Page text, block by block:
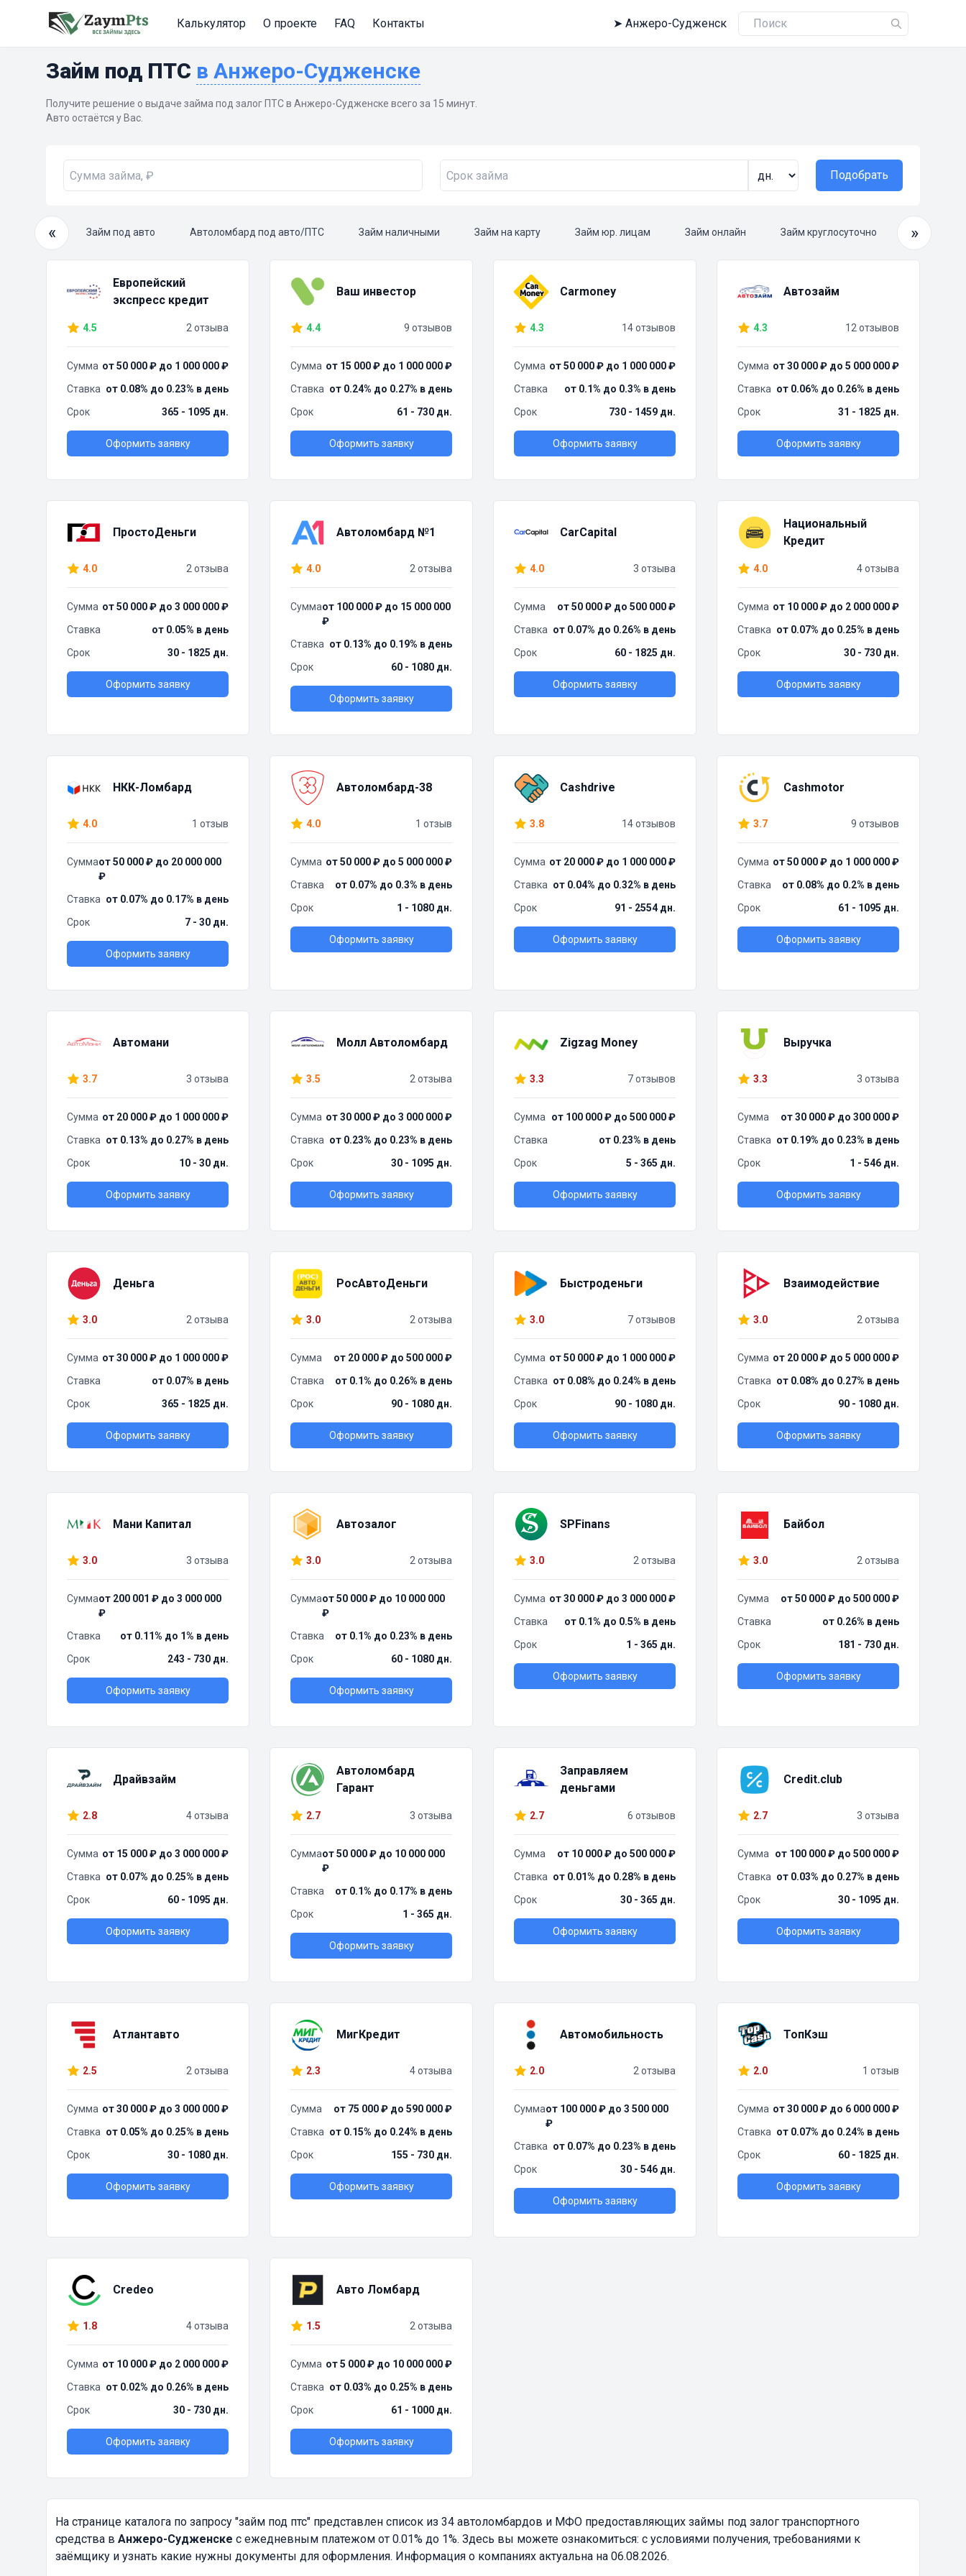
Калькулятор О проекте FAQ Контакты ➤ Анжеро-Судженск
Займ под ПТС в Анжеро-Судженске
Получите решение о выдаче займа под залог ПТС в Анжеро-Судженске всего за 15 минут.
Авто остаётся у Вас.
Подобрать
«
займ Займ под авто Автоломбард под авто/ПТС Займ наличными Займ на карту Займ юр. лицам Займ онлайн Займ круглосуточно Срочный
»
Европейский
экспресс кредит
4.5 2 отзыва
Сумма от 50 000 ₽ до 1 000 000 ₽
Ставка от 0.08% до 0.23% в день
Срок
365 - 1095 дн.
Оформить заявку
Ваш инвестор
4.4 9 отзывов
Сумма от 15 000 ₽ до 1 000 000 ₽
Ставка от 0.24% до 0.27% в день
Срок
61 - 730 дн.
Оформить заявку
Carmoney
4.3 14 отзывов
Сумма от 50 000 ₽ до 1 000 000 ₽
Ставка
от 0.1% до 0.3% в день
Срок
730 - 1459 дн.
Оформить заявку
Автозайм
4.3 12 отзывов
Сумма от 30 000 ₽ до 5 000 000 ₽
Ставка от 0.06% до 0.26% в день
Срок
31 - 1825 дн.
Оформить заявку
ПростоДеньги
4.0 2 отзыва
Сумма от 50 000 ₽ до 3 000 000 ₽
Ставка
от 0.05% в день
Срок
30 - 1825 дн.
Оформить заявку
Автоломбард №1
4.0 2 отзыва
Суммаот 100 000 ₽ до 15 000 000
₽
Ставка от 0.13% до 0.19% в день
Срок
60 - 1080 дн.
Оформить заявку
CarCapital
4.0 3 отзыва
Сумма
от 50 000 ₽ до 500 000 ₽
Ставка от 0.07% до 0.26% в день
Срок
60 - 1825 дн.
Оформить заявку
Национальный
Кредит
4.0 4 отзыва
Сумма от 10 000 ₽ до 2 000 000 ₽
Ставка от 0.07% до 0.25% в день
Срок
30 - 730 дн.
Оформить заявку
НКК-Ломбард
4.0 1 отзыв
Суммаот 50 000 ₽ до 20 000 000
₽
Ставка от 0.07% до 0.17% в день
Срок
7 - 30 дн.
Оформить заявку
Автоломбард-38
4.0 1 отзыв
Сумма от 50 000 ₽ до 5 000 000 ₽
Ставка
от 0.07% до 0.3% в день
Срок
1 - 1080 дн.
Оформить заявку
Cashdrive
3.8 14 отзывов
Сумма от 20 000 ₽ до 1 000 000 ₽
Ставка от 0.04% до 0.32% в день
Срок
91 - 2554 дн.
Оформить заявку
Cashmotor
3.7 9 отзывов
Сумма от 50 000 ₽ до 1 000 000 ₽
Ставка
от 0.08% до 0.2% в день
Срок
61 - 1095 дн.
Оформить заявку
Автомани
3.7 3 отзыва
Сумма от 20 000 ₽ до 1 000 000 ₽
Ставка от 0.13% до 0.27% в день
Срок
10 - 30 дн.
Оформить заявку
Молл Автоломбард
3.5 2 отзыва
Сумма от 30 000 ₽ до 3 000 000 ₽
Ставка от 0.23% до 0.23% в день
Срок
30 - 1095 дн.
Оформить заявку
Zigzag Money
3.3 7 отзывов
Сумма
от 100 000 ₽ до 500 000 ₽
Ставка
от 0.23% в день
Срок
5 - 365 дн.
Оформить заявку
Выручка
3.3 3 отзыва
Сумма
от 30 000 ₽ до 300 000 ₽
Ставка от 0.19% до 0.23% в день
Срок
1 - 546 дн.
Оформить заявку
Деньга
3.0 2 отзыва
Сумма от 30 000 ₽ до 1 000 000 ₽
Ставка
от 0.07% в день
Срок
365 - 1825 дн.
Оформить заявку
РосАвтоДеньги
3.0 2 отзыва
Сумма
от 20 000 ₽ до 500 000 ₽
Ставка
от 0.1% до 0.26% в день
Срок
90 - 1080 дн.
Оформить заявку
Быстроденьги
3.0 7 отзывов
Сумма от 50 000 ₽ до 1 000 000 ₽
Ставка от 0.08% до 0.24% в день
Срок
90 - 1080 дн.
Оформить заявку
Взаимодействие
3.0 2 отзыва
Сумма от 20 000 ₽ до 5 000 000 ₽
Ставка от 0.08% до 0.27% в день
Срок
90 - 1080 дн.
Оформить заявку
Мани Капитал
3.0 3 отзыва
Суммаот 200 001 ₽ до 3 000 000
₽
Ставка
от 0.11% до 1% в день
Срок
243 - 730 дн.
Оформить заявку
Автозалог
3.0 2 отзыва
Суммаот 50 000 ₽ до 10 000 000
₽
Ставка
от 0.1% до 0.23% в день
Срок
60 - 1080 дн.
Оформить заявку
SPFinans
3.0 2 отзыва
Сумма от 30 000 ₽ до 3 000 000 ₽
Ставка
от 0.1% до 0.5% в день
Срок
1 - 365 дн.
Оформить заявку
Байбол
3.0 2 отзыва
Сумма
от 50 000 ₽ до 500 000 ₽
Ставка
от 0.26% в день
Срок
181 - 730 дн.
Оформить заявку
Драйвзайм
2.8 4 отзыва
Сумма от 15 000 ₽ до 3 000 000 ₽
Ставка от 0.07% до 0.25% в день
Срок
60 - 1095 дн.
Оформить заявку
Автоломбард
Гарант
2.7 3 отзыва
Суммаот 50 000 ₽ до 10 000 000
₽
Ставка
от 0.1% до 0.17% в день
Срок
1 - 365 дн.
Оформить заявку
Заправляем
деньгами
2.7 6 отзывов
Сумма
от 10 000 ₽ до 500 000 ₽
Ставка от 0.01% до 0.28% в день
Срок
30 - 365 дн.
Оформить заявку
Credit.club
2.7 3 отзыва
Сумма
от 100 000 ₽ до 500 000 ₽
Ставка от 0.03% до 0.27% в день
Срок
30 - 1095 дн.
Оформить заявку
Атлантавто
2.5 2 отзыва
Сумма от 30 000 ₽ до 3 000 000 ₽
Ставка от 0.05% до 0.25% в день
Срок
30 - 1080 дн.
Оформить заявку
МигКредит
2.3 4 отзыва
Сумма
от 75 000 ₽ до 590 000 ₽
Ставка от 0.15% до 0.24% в день
Срок
155 - 730 дн.
Оформить заявку
Автомобильность
2.0 2 отзыва
Суммаот 100 000 ₽ до 3 500 000
₽
Ставка от 0.07% до 0.23% в день
Срок
30 - 546 дн.
Оформить заявку
ТопКэш
2.0 1 отзыв
Сумма от 30 000 ₽ до 6 000 000 ₽
Ставка от 0.07% до 0.24% в день
Срок
60 - 1825 дн.
Оформить заявку
Credeo
1.8 4 отзыва
Сумма от 10 000 ₽ до 2 000 000 ₽
Ставка от 0.02% до 0.26% в день
Срок
30 - 730 дн.
Оформить заявку
Авто Ломбард
1.5 2 отзыва
Сумма от 5 000 ₽ до 10 000 000 ₽
Ставка от 0.03% до 0.25% в день
Срок
61 - 1000 дн.
Оформить заявку
На странице каталога по запросу "займ под птс" представлен список из 34 автоломбардов и МФО предоставляющих займы под залог транспортного
средства в Анжеро-Судженске с ежедневным платежом от 0.01% до 1%. Здесь вы можете ознакомиться: с условиями получения, требованиями к
заёмщику и узнать какие нужны документы для оформления. Информация о компаниях актуальна на 06.08.2026.